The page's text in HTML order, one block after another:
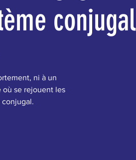
conjugal
ni à un
où se rejouent les
conjugal.